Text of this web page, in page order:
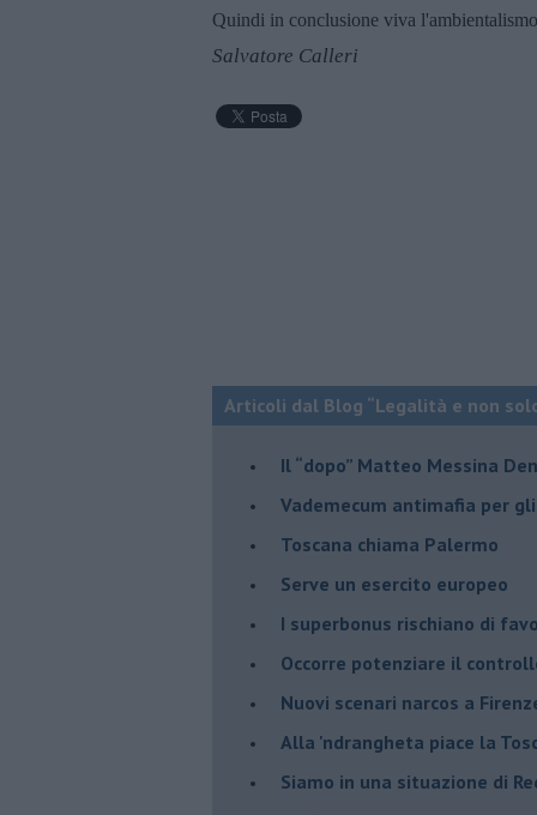
Quindi in conclusione viva
Salvatore Calleri
Articoli dal Blog “Legalità e non
Il “dopo” Matteo Messina
Vademecum antimafia per
Toscana chiama Palermo
Serve un esercito europeo
I superbonus rischiano di
Occorre potenziare il
​Nuovi scenari narcos a
Alla 'ndrangheta piace la
Siamo in una situazione di